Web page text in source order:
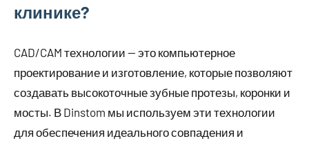
клинике?
CAD/CAM технологии — это компьютерное
проектирование и изготовление, которые позволяют
создавать высокоточные зубные протезы, коронки и
мосты. В Dinstom мы используем эти технологии
для обеспечения идеального совпадения и